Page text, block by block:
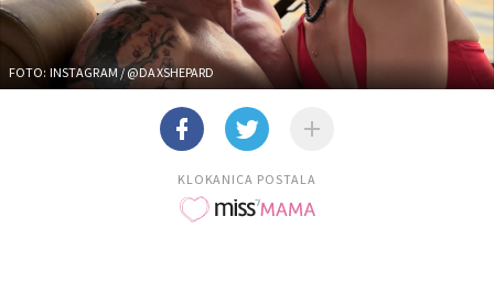
FOTO: INSTAGRAM / @DAXSHEPARD
KLOKANICA POSTALA